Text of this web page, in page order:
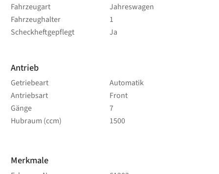
Fahrzeugart
Jahreswagen
Fahrzeughalter
1
Scheckheftgepflegt
Ja
Antrieb
Getriebeart
Automatik
Antriebsart
Front
Gänge
7
Hubraum (ccm)
1500
Merkmale